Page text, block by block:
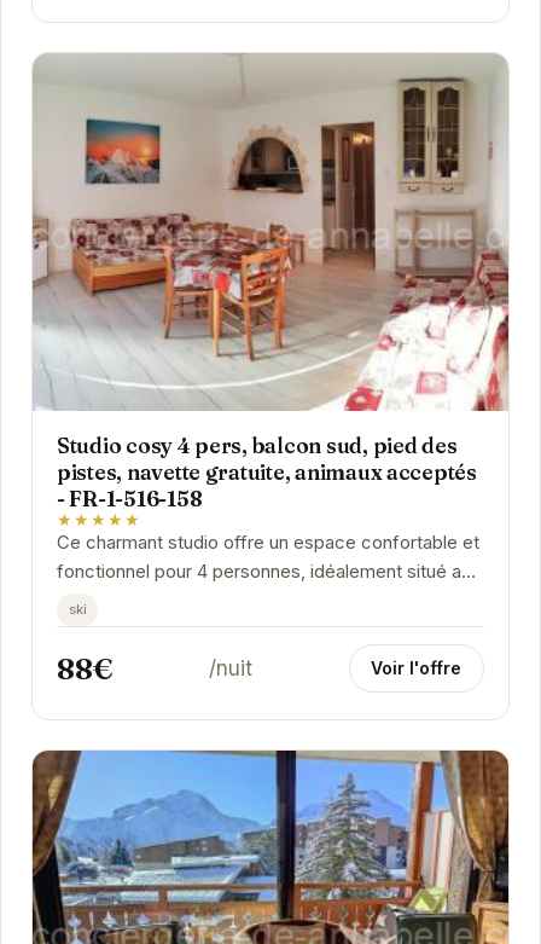
Studio cosy 4 pers, balcon sud, pied des
pistes, navette gratuite, animaux acceptés
- FR-1-516-158
★★★★★
Ce charmant studio offre un espace confortable et
fonctionnel pour 4 personnes, idéalement situé au
pied des pistes des Deux Alpes. Avec un balcon...
ski
88€ /nuit Voir l'offre